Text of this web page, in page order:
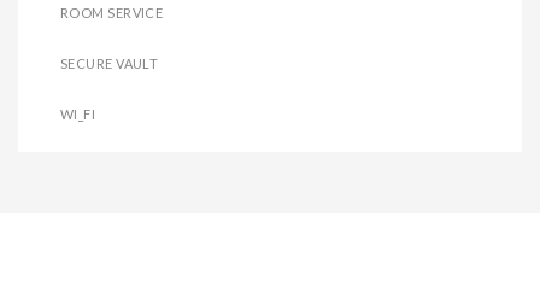
ROOM SERVICE
SECURE VAULT
WI_FI